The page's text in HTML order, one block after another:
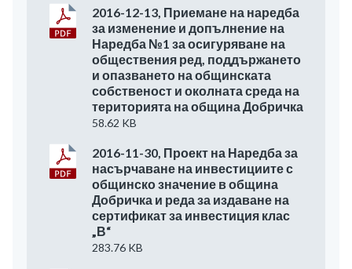
2016-12-13, Приемане на наредба
за изменение и допълнение на
Наредба №1 за осигуряване на
обществения ред, поддържането
и опазването на общинската
собственост и околната среда на
територията на община Добричка
58.62 KB
2016-11-30, Проект на Наредба за
насърчаване на инвестициите с
общинско значение в община
Добричка и реда за издаване на
сертификат за инвестиция клас
„В“
283.76 KB